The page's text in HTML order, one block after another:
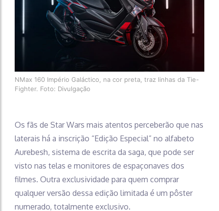
NMax 160 Império Galáctico, na cor preta, traz linhas da Tie-
Fighter. Foto: Divulgação
Os fãs de Star Wars mais atentos perceberão que nas
laterais há a inscrição “Edição Especial” no alfabeto
Aurebesh, sistema de escrita da saga, que pode ser
visto nas telas e monitores de espaçonaves dos
filmes. Outra exclusividade para quem comprar
qualquer versão dessa edição limitada é um pôster
numerado, totalmente exclusivo.